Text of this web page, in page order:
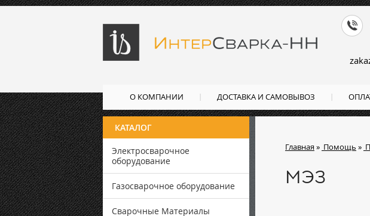
Главная» Помощь »
МЭЗ
КАТАЛОГ
Электросварочное
оборудование
Газосварочное оборудование
Сварочные Материалы
О КОМПАНИИ ДОСТАВКА И САМОВЫВОЗ